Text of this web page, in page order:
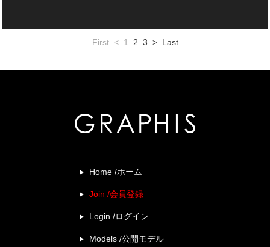
First < 1 2 3 > Last
Home /ホーム
Join /会員登録
Login /ログイン
Models /公開モデル